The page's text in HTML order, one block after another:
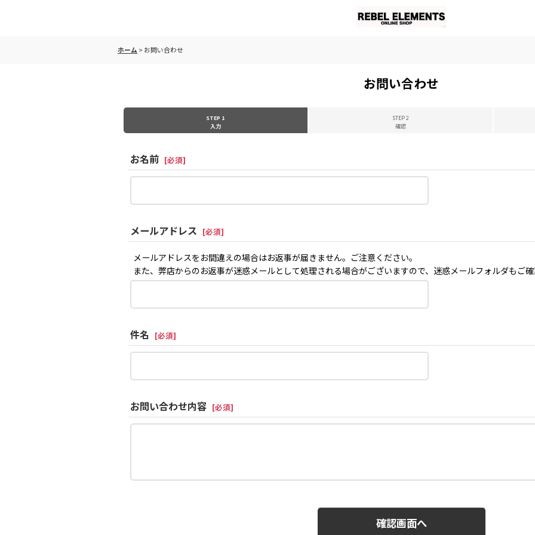
ホーム > お問い合わせ
お問い合わせ
STEP 1
入力
STEP 2
確認
お名前 [必須]
メールアドレス [必須]
メールアドレスをお間違えの場合はお返事が届きません。ご注意ください。
また、弊店からのお返事が迷惑メールとして処理される場合がございますので、迷惑メールフォルダもご確
件名 [必須]
お問い合わせ内容 [必須]
確認画面へ